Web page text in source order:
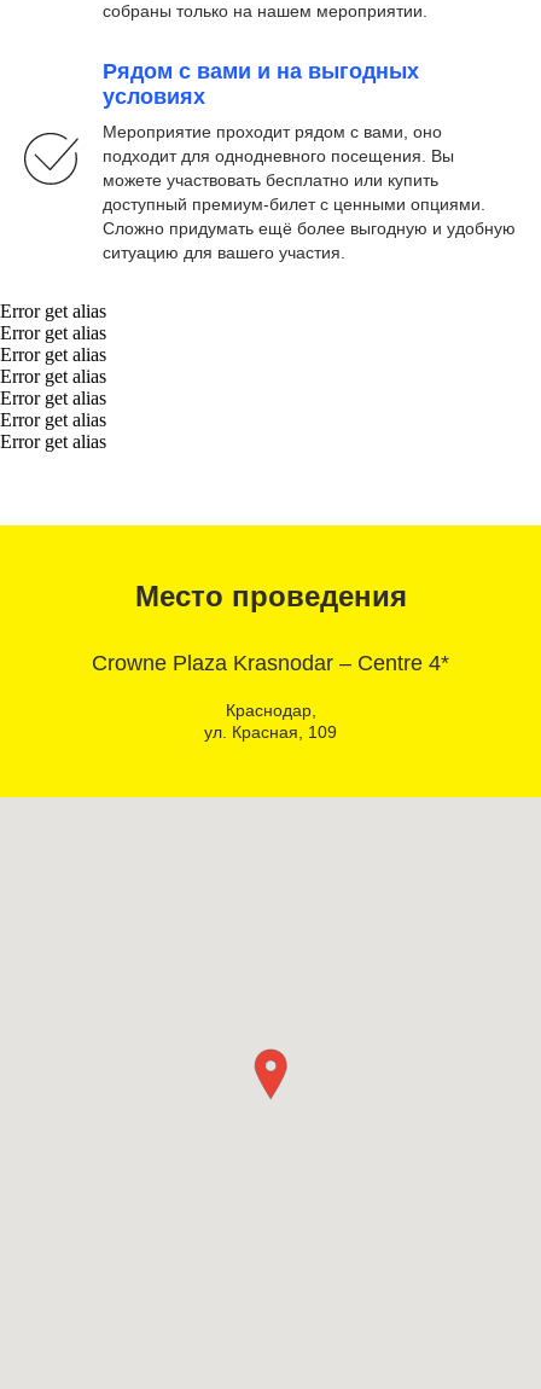
собраны только на нашем мероприятии.
Рядом с вами и на выгодных
условиях
Мероприятие проходит рядом с вами, оно
подходит для однодневного посещения. Вы
можете участвовать бесплатно или купить
доступный премиум-билет с ценными опциями.
Сложно придумать ещё более выгодную и удобную
ситуацию для вашего участия.
Error get alias
Error get alias
Error get alias
Error get alias
Error get alias
Error get alias
Error get alias
Место проведения
Crowne Plaza Krasnodar – Centre 4*
Краснодар,
ул. Красная, 109